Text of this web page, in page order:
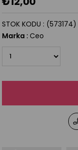
(573174)
STOK KODU
Marka : Ceo